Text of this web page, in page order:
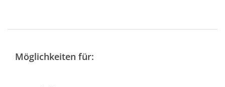
Möglichkeiten für: